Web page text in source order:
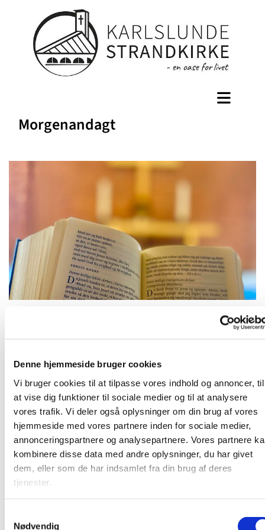
Denne hjemmeside bruger cookies
Vi bruger cookies til at tilpasse vores indhold og annoncer, til
at vise dig funktioner til sociale medier og til at analysere
vores trafik. Vi deler også oplysninger om din brug af vores
hjemmeside med vores partnere inden for sociale medier,
annonceringspartnere og analysepartnere. Vores partnere
kombinere disse data med andre oplysninger, du har givet
dem, eller som de har indsamlet fra din brug af deres
tjenester.
Nødvendig
Morgenandagt
Frivillige og ansatte mødes til morgenandagt. Her taler vi
om det, som vi gerne vil have bedt en bøn for, og vi synger
et par sange. Bagefter er der kaffe. Vi sidder i "bunden" af
kirkerummet (sideskibet) - så kom ind og vær med!